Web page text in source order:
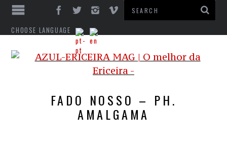
CHOOSE LANGUAGE
FADO NOSSO – PH.
AMALGAMA